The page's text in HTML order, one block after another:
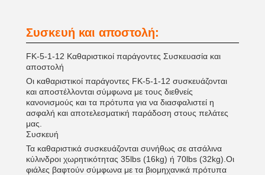
Συσκευή και αποστολή:
FK-5-1-12 Καθαριστικοί παράγοντες Συσκευασία και
αποστολή
Οι καθαριστικοί παράγοντες FK-5-1-12 συσκευάζονται
και αποστέλλονται σύμφωνα με τους διεθνείς
κανονισμούς και τα πρότυπα για να διασφαλιστεί η
ασφαλή και αποτελεσματική παράδοση στους πελάτες
μας.
Συσκευή
Τα καθαριστικά συσκευάζονται συνήθως σε ατσάλινα
κύλινδροι χωρητικότητας 35lbs (16kg) ή 70lbs (32kg).Οι
φιάλες βαφτούν σύμφωνα με τα βιομηχανικά πρότυπα